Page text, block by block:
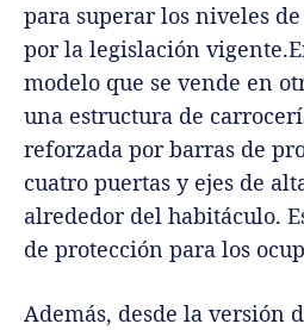
para superar los niveles
por la legislación
modelo que se vende en
una estructura de
reforzada por barras de
cuatro puertas y ejes de
alrededor del habitáculo.
de protección para los
Además, desde la versión